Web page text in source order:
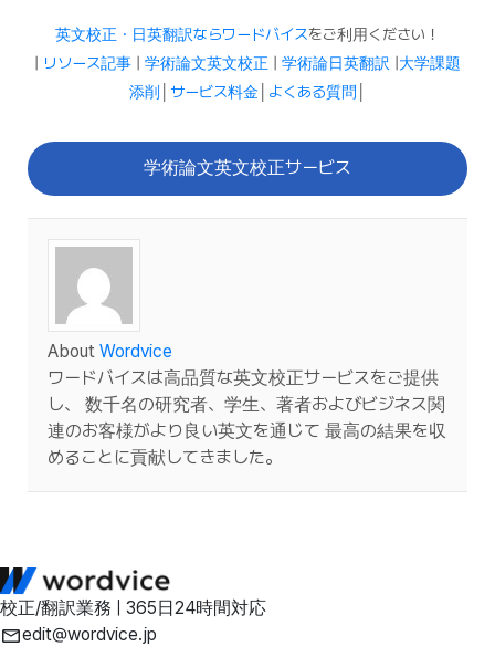
英文校正・日英翻訳ならワードバイスをご利用ください！
| リソース記事 | 学術論文英文校正 | 学術論日英翻訳 |大学課題
添削
サービス料金 よくある質問
学術論文英文校正サービス
About Wordvice
ワードバイスは高品質な英文校正サービスをご提供
し、 数千名の研究者、学生、著者およびビジネス関
連のお客様がより良い英文を通じて 最高の結果を収
めることに貢献してきました。
校正/翻訳業務 | 365日24時間対応
edit@wordvice.jp